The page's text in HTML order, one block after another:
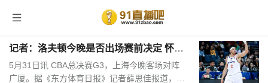
首页 > TAG信息列表 > CBA
记者：洛夫顿今晚是否出场赛前决定 怀特
塞德没有随队来到客场
5月31日讯 CBA总决赛G3，上海今晚客场对阵
广厦。据《东方体育日报》记者薛思佳报道，上